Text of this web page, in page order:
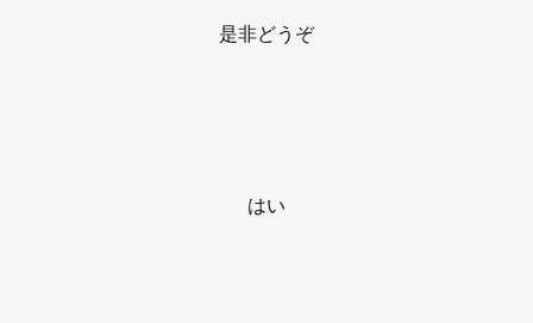
是非どうぞ
はい